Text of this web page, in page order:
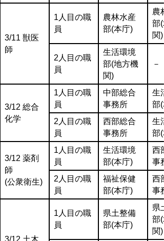
3/11 獣医
師
1人目の職
員
農林水産
部(本庁)
農
部(
関)
2人目の職
員
生活環境
部(地方機
関)
－
3/12 総合
化学
1人目の職
員
中部総合
事務所
生
部(
2人目の職
員
西部総合
事務所
生
部(
3/12 薬剤
師
(公衆衛生)
1人目の職
員
生活環境
部(本庁)
西
事
2人目の職
員
福祉保健
部(本庁)
西
事
1人目の職
員
県土整備
部(本庁)
県
部(
関)